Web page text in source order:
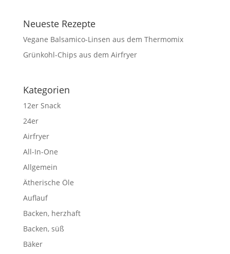
Neueste Rezepte
Vegane Balsamico-Linsen aus dem Thermomix
Grünkohl-Chips aus dem Airfryer
Kategorien
12er Snack
24er
Airfryer
All-In-One
Allgemein
Ätherische Öle
Auflauf
Backen, herzhaft
Backen, süß
Bäker